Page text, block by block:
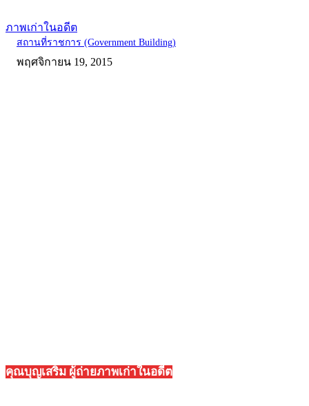
ภาพเก่าในอดีต
สถานที่ราชการ (Government Building)
พฤศจิกายน 19, 2015
คุณบุญเสริม ผู้ถ่ายภาพเก่าในอดีต